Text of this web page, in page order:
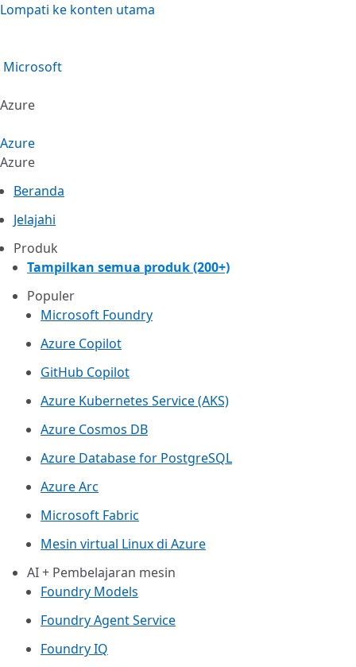
Lompati ke konten utama
Microsoft
Azure
Azure
Azure
Beranda
Jelajahi
Produk
Tampilkan semua produk (200+)
Populer
Microsoft Foundry
Azure Copilot
GitHub Copilot
Azure Kubernetes Service (AKS)
Azure Cosmos DB
Azure Database for PostgreSQL
Azure Arc​
Microsoft Fabric
Mesin virtual Linux di Azure
AI + Pembelajaran mesin
Foundry Models
Foundry Agent Service
Foundry IQ